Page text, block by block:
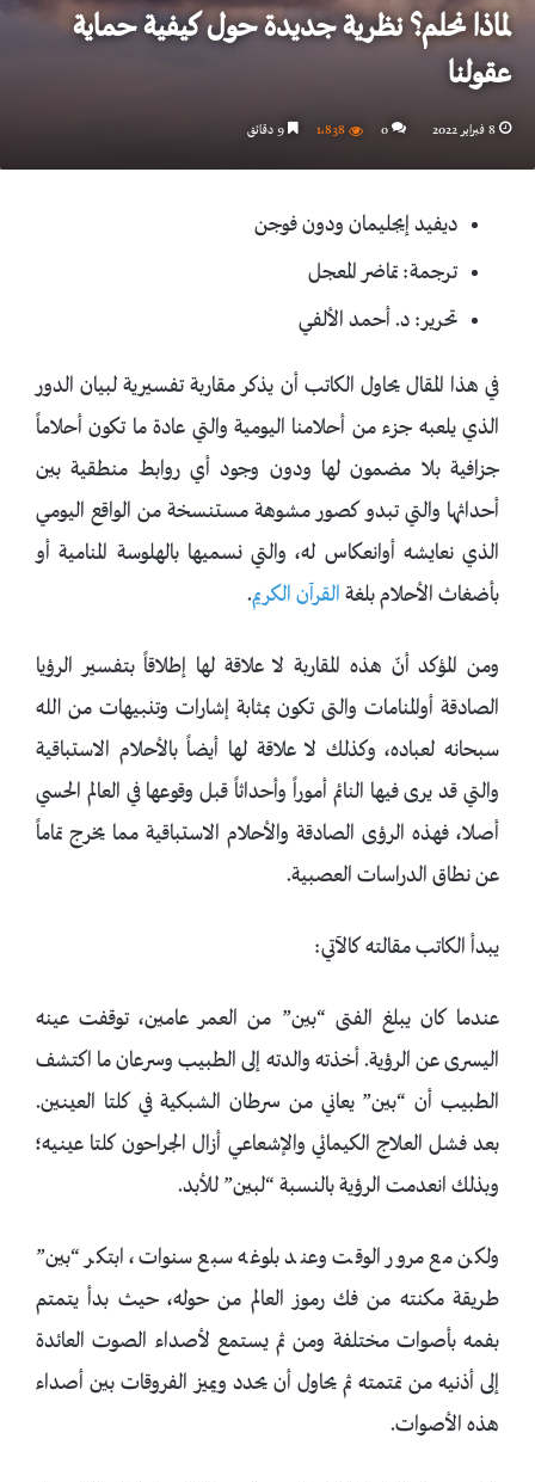
لماذا نحلم؟ نظرية جديدة حول كيفية حماية
عقولنا
8 فبراير 2022 0 1٬838
ديفيد إيجليمان ودون فوجن
ترجمة: تماضر المعجل
تحرير: د. أحمد الألفي
في هذا المقال يحاول الكاتب أن يذكر مقاربة تفسيرية لبيان الدور
الذي يلعبه جزء من أحلامنا اليومية والتي عادة ما تكون أحلاماً
جزافية بلا مضمون لها ودون وجود أي روابط منطقية بين
أحداثها والتي تبدو كصور مشوهة مستنسخة من الواقع اليومي
الذي نعايشه أوانعكاس له، والتي نسميها بالهلوسة المنامية أو
بأضغاث الأحلام بلغة القرآن الكريم.
ومن المؤكد أنّ هذه المقاربة لا علاقة لها إطلاقاً بتفسير الرؤيا
الصادقة أوالمنامات والتى تكون بمثابة إشارات وتنبيهات من الله
سبحانه لعباده، وكذلك لا علاقة لها أيضاً بالأحلام الاستباقية
والتي قد يرى فيها النائم أموراً وأحداثاً قبل وقوعها في العالم الحسي
أصلا، فهذه الرؤى الصادقة والأحلام الاستباقية مما يخرج تماماً
عن نطاق الدراسات العصبية.
يبدأ الكاتب مقالته كالآتي:
عندما كان يبلغ الفتى “بين” من العمر عامين، توقفت عينه
اليسرى عن الرؤية. أخذته والدته إلى الطبيب وسرعان ما اكتشف
الطبيب أن “بين” يعاني من سرطان الشبكية في كلتا العينين.
بعد فشل العلاج الكيمائي والإشعاعي أزال الجراحون كلتا عينيه؛
وبذلك انعدمت الرؤية بالنسبة “لبين” للأبد.
ولكن مع مرور الوقت وعند بلوغه سبع سنوات، ابتكر “بين”
طريقة مكنته من فك رموز العالم من حوله، حيث بدأ يتمتم
بفمه بأصوات مختلفة ومن ثم يستمع لأصداء الصوت العائدة
إلى أذنيه من تمتمته ثم يحاول أن يحدد ويميز الفروقات بين أصداء
هذه الأصوات.